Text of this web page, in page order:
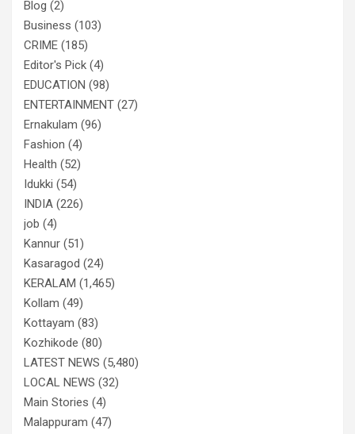
Blog (2)
Business (103)
CRIME (185)
Editor's Pick (4)
EDUCATION (98)
ENTERTAINMENT (27)
Ernakulam (96)
Fashion (4)
Health (52)
Idukki (54)
INDIA (226)
job (4)
Kannur (51)
Kasaragod (24)
KERALAM (1,465)
Kollam (49)
Kottayam (83)
Kozhikode (80)
LATEST NEWS (5,480)
LOCAL NEWS (32)
Main Stories (4)
Malappuram (47)